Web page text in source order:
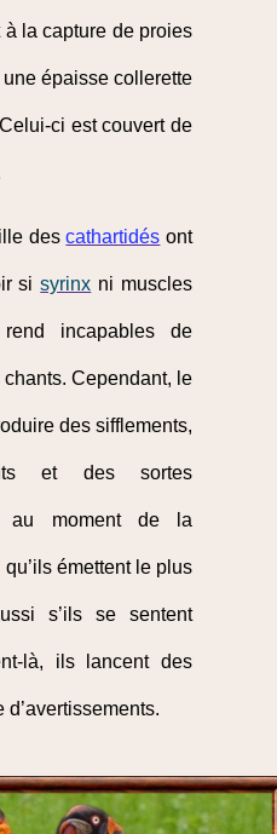
la capture de proies
une épaisse collerette
ci est couvert de
descathartidés ont
sisyrinx ni muscles
incapables de
Cependant, le
des sifflements,
et des sortes
au moment de la
émettent le plus
s’ils se sentent
là, ils lancent des